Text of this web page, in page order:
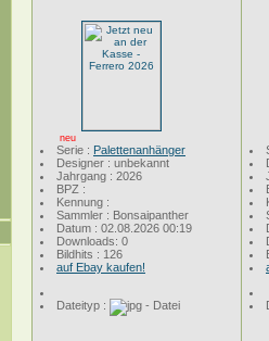
neu
Serie : Palettenanhänger
Designer : unbekannt
Jahrgang : 2026
BPZ :
Kennung :
Sammler : Bonsaipanther
Datum : 02.08.2026 00:19
Downloads: 0
Bildhits : 126
auf Ebay kaufen!
Dateityp :